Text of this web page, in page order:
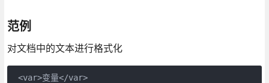
范例
对文档中的文本进行格式化
<var>变量</var>